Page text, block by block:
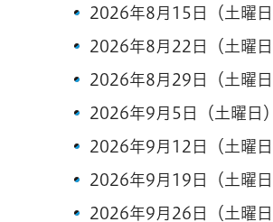
2026年8月15日（土曜日
2026年8月22日（土曜日
2026年8月29日（土曜日
2026年9月5日（土曜日）
2026年9月12日（土曜日
2026年9月19日（土曜日
2026年9月26日（土曜日